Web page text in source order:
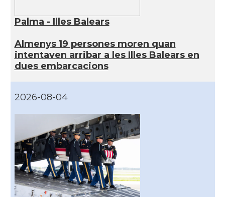
Palma - Illes Balears
Almenys 19 persones moren quan
intentaven arribar a les Illes Balears en
dues embarcacions
2026-08-04